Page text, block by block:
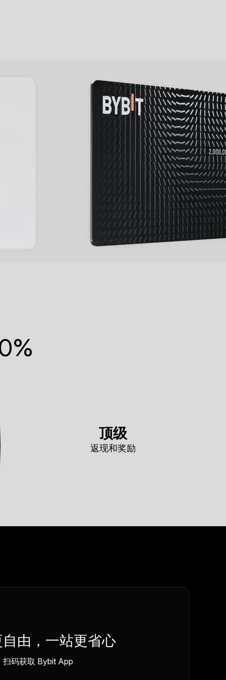
顶级
返现和奖励
由，一站更省心
扫码获取 Bybit App